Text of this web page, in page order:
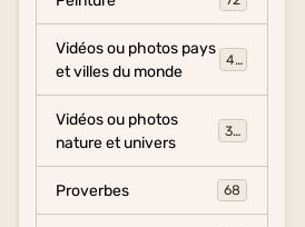
Vidéos ou photos pays
et villes du monde
454
Vidéos ou photos
nature et univers
325
Proverbes 68